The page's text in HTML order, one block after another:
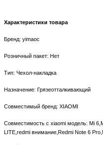
Характеристики товара
Бренд: yimaoc
Розничный пакет: Нет
Тип: Чехол-накладка
Назначение: Грязеотталкивающий
Совместимый бренд: XIAOMI
Совместимость с xiaomi модель: Mi
LITE,redmi внимание,Redmi Note 6